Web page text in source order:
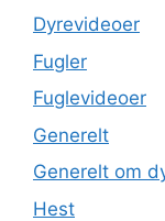
Dyrevideoer
Fugler
Fuglevideoer
Generelt
Generelt om
Hest